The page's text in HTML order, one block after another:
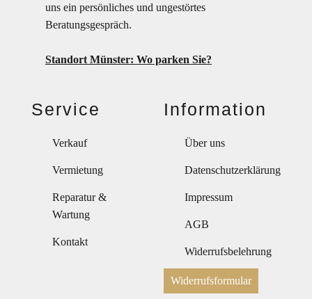
uns ein persönliches und ungestörtes
Beratungsgespräch.
Standort Münster: Wo parken Sie?
Service
Verkauf
Vermietung
Reparatur &
Wartung
Kontakt
Information
Über uns
Datenschutzerklärung
Impressum
AGB
Widerrufsbelehrung
Widerrufsformular